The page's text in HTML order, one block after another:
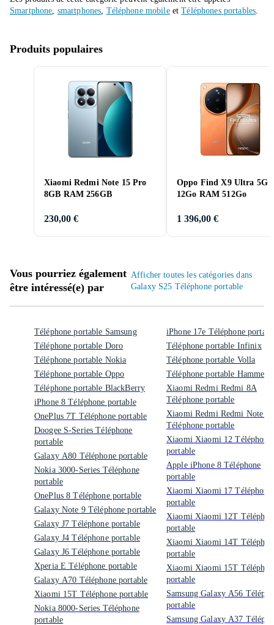
Smartphone, smartphones, Téléphone mobileetTéléphones portables.
Produits populaires
Xiaomi Redmi Note 15 Pro
8GB RAM 256GB
230,00 €
Oppo Find X9 Ultra 5G
12Go RAM 512Go
1 396,00 €
Vous pourriez également
être intéressé(e) par
Afficher toutes les catégories dans
Galaxy S25 Téléphone portable
Téléphone portable Samsung
Téléphone portable Doro
Téléphone portable Nokia
Téléphone portable Oppo
Téléphone portable BlackBerry
iPhone 8 Téléphone portable
OnePlus 7T Téléphone portable
Doogee S-Series Téléphone
portable
Galaxy A80 Téléphone portable
Nokia 3000-Series Téléphone
portable
OnePlus 8 Téléphone portable
Galaxy Note 9 Téléphone portable
Galaxy J7 Téléphone portable
Galaxy J4 Téléphone portable
Galaxy J6 Téléphone portable
Xperia E Téléphone portable
Galaxy A70 Téléphone portable
Xiaomi 15T Téléphone portable
Nokia 8000-Series Téléphone
portable
iPhone 17e Téléphone
Téléphone portable Infinix
Téléphone portable Volla
Téléphone portable Hammer
Xiaomi Redmi Redmi 8A
Téléphone portable
Xiaomi Redmi Redmi Note
Téléphone portable
Xiaomi Xiaomi 12 Téléphone
portable
Apple iPhone 8 Téléphone
portable
Xiaomi Xiaomi 17 Téléphone
portable
Xiaomi Xiaomi 12T
portable
Xiaomi Xiaomi 14T
portable
Xiaomi Xiaomi 15T
portable
Samsung Galaxy A56
portable
Samsung Galaxy A37